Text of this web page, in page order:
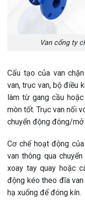
Van cổng ty
Cấu tạo của van
van, trục van, bộ điều
làm từ gang cầu
mòn tốt. Trục van nối
chuyển động đóng/mở
Cơ chế hoạt động
van thông qua
xoay tay quay hoặc
động kéo theo đĩa
hạ xuống để đóng kín.